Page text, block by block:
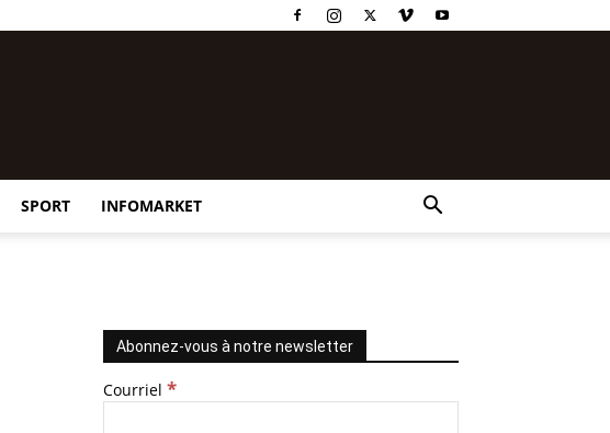
SPORT INFOMARKET
Abonnez-vous à notre newsletter
Courriel *